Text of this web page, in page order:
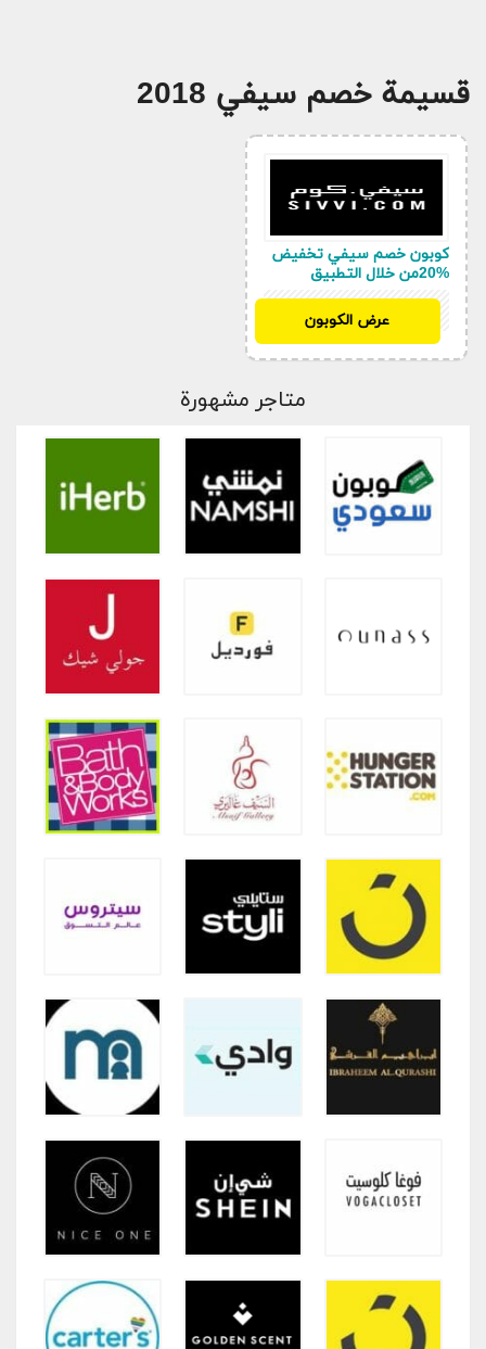
قسيمة خصم سيفي 2018
كوبون خصم سيفي تخفيض
%20من خلال التطبيق
عرض الكوبون
متاجر مشهورة